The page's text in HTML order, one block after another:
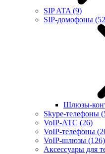
SIP ATA (9)
SIP-домофоны
Шлюзы-
Skype-телефоны
VoIP-АТС (26)
VoIP-телефоны
VoIP-шлюзы (126)
Аксессуары для